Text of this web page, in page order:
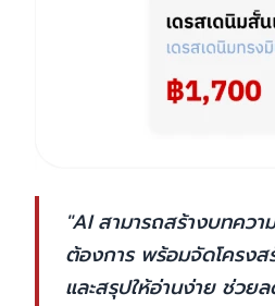
"AI สามารถสร้างบทคว
ต้องการ พร้อมจัดโครงส
และสรุปให้อ่านง่าย ช่วย